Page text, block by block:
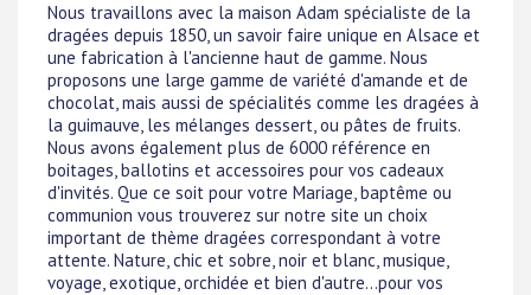
Nous travaillons avec la maison Adam spécialiste de la
dragées depuis 1850, un savoir faire unique en Alsace et
une fabrication à l'ancienne haut de gamme. Nous
proposons une large gamme de variété d'amande et de
chocolat, mais aussi de spécialités comme les dragées à
la guimauve, les mélanges dessert, ou pâtes de fruits.
Nous avons également plus de 6000 référence en
boitages, ballotins et accessoires pour vos cadeaux
d'invités. Que ce soit pour votre Mariage, baptême ou
communion vous trouverez sur notre site un choix
important de thème dragées correspondant à votre
attente. Nature, chic et sobre, noir et blanc, musique,
voyage, exotique, orchidée et bien d'autre...pour vos